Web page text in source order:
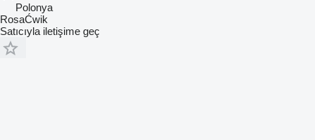
Polonya
RosaĆwik
Satıcıyla iletişime geç